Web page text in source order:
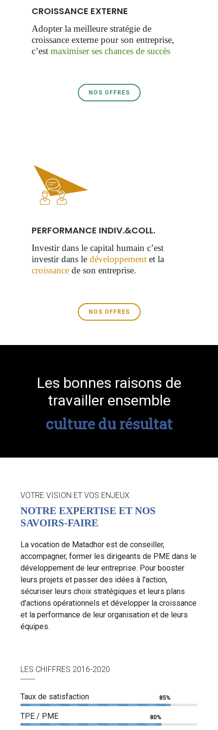
CROISSANCE EXTERNE
Adopter la meilleure stratégie de
croissance externe pour son entreprise,
c’est maximiser ses chances de succès
NOS OFFRES
PERFORMANCE INDIV.&COLL.
Investir dans le capital humain c’est
investir dans le développement et la
croissance de son entreprise.
NOS OFFRES
Les bonnes raisons de
travailler ensemble
culture du résultat
VOTRE VISION ET VOS ENJEUX
NOTRE EXPERTISE ET NOS
SAVOIRS-FAIRE
La vocation de Matadhor est de conseiller,
accompagner, former les dirigeants de PME dans le
développement de leur entreprise. Pour booster
leurs projets et passer des idées à l'action,
sécuriser leurs choix stratégiques et leurs plans
d'actions opérationnels et développer la croissance
et la performance de leur organisation et de leurs
équipes.
LES CHIFFRES 2016-2020
Taux de satisfaction 85%
TPE / PME 80%